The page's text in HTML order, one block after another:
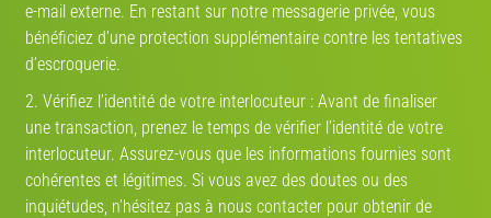
e-mail externe. En restant sur notre messagerie privée, vous
bénéficiez d’une protection supplémentaire contre les tentatives
d’escroquerie.
2. Vérifiez l’identité de votre interlocuteur : Avant de finaliser
une transaction, prenez le temps de vérifier l’identité de votre
interlocuteur. Assurez-vous que les informations fournies sont
cohérentes et légitimes. Si vous avez des doutes ou des
inquiétudes, n’hésitez pas à nous contacter pour obtenir de